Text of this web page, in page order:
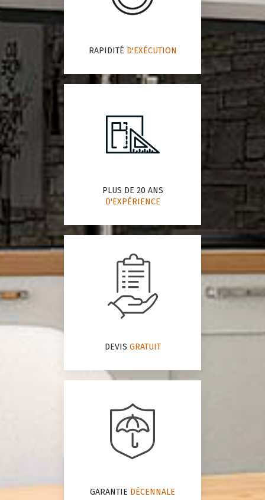
RAPIDITÉ D'EXÉCUTION
PLUS DE 20 ANS
D'EXPÉRIENCE
DEVIS GRATUIT
GARANTIE DÉCENNALE